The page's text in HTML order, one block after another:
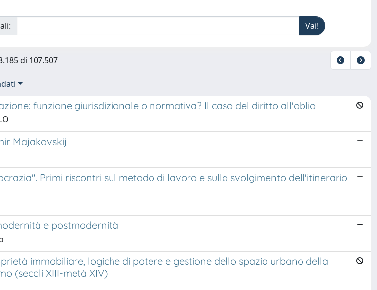
di 107.507
funzione giurisdizionale o normativa? Il caso del diritto all'oblio
Majakovskij
Primi riscontri sul metodo di lavoro e sullo svolgimento dell'itinerario
e postmodernità
immobiliare, logiche di potere e gestione dello spazio urbano della
(secoli XIII-metà XIV)